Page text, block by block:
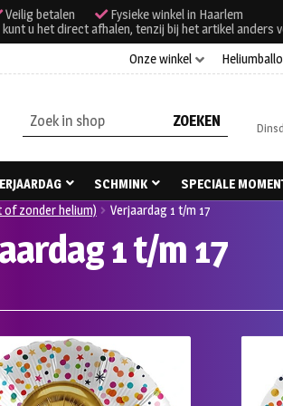
Veilig betalen
Fysieke winkel in Haarlem
u het direct afhalen, tenzij bij het artikel anders
Onze winkel
Zoeken
naar:
SCHMINK SPECIALE
of zonder helium) Verjaardag 1 t/m 17
1 t/m 17